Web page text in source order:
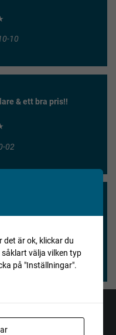
10
& ett bra pris!!
02
2025-04-15
det är ok, klickar du
såklart välja vilken typ
på "Inställningar".